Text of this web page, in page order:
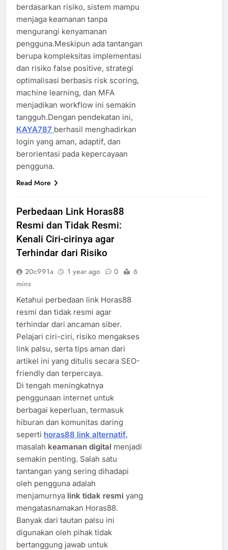
berdasarkan risiko, sistem mampu
menjaga keamanan tanpa
mengurangi kenyamanan
pengguna.Meskipun ada tantangan
berupa kompleksitas implementasi
dan risiko false positive, strategi
optimalisasi berbasis risk scoring,
machine learning, dan MFA
menjadikan workflow ini semakin
tangguh.Dengan pendekatan ini,
KAYA787 berhasil menghadirkan
login yang aman, adaptif, dan
berorientasi pada kepercayaan
pengguna.
Read More
Perbedaan Link Horas88
Resmi dan Tidak Resmi:
Kenali Ciri-cirinya agar
Terhindar dari Risiko
20c991a 1 year ago 0
6
mins
Ketahui perbedaan link Horas88
resmi dan tidak resmi agar
terhindar dari ancaman siber.
Pelajari ciri-ciri, risiko mengakses
link palsu, serta tips aman dari
artikel ini yang ditulis secara SEO-
friendly dan terpercaya.
Di tengah meningkatnya
penggunaan internet untuk
berbagai keperluan, termasuk
hiburan dan komunitas daring
seperti horas88 link alternatif,
masalah keamanan digital menjadi
semakin penting. Salah satu
tantangan yang sering dihadapi
oleh pengguna adalah
menjamurnya link tidak resmi yang
mengatasnamakan Horas88.
Banyak dari tautan palsu ini
digunakan oleh pihak tidak
bertanggung jawab untuk